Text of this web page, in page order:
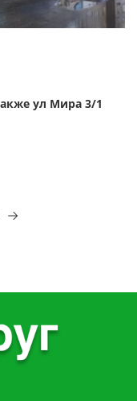
ул Мира 3/1